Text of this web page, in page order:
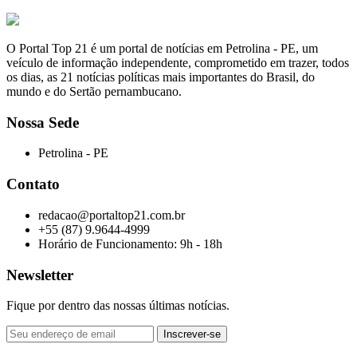
O Portal Top 21 é um portal de notícias em Petrolina - PE, um
veículo de informação independente, comprometido em trazer, todos
os dias, as 21 notícias políticas mais importantes do Brasil, do
mundo e do Sertão pernambucano.
Nossa Sede
Petrolina - PE
Contato
redacao@portaltop21.com.br
+55 (87) 9.9644-4999
Horário de Funcionamento: 9h - 18h
Newsletter
Fique por dentro das nossas últimas notícias.